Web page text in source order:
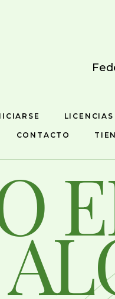
LICENCIAS
CONTACTO